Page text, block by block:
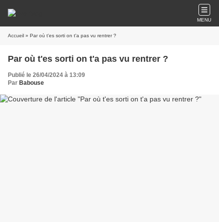
MENU
Accueil » Par où t'es sorti on t'a pas vu rentrer ?
Par où t'es sorti on t'a pas vu rentrer ?
Publié le 26/04/2024 à 13:09
Par Babouse